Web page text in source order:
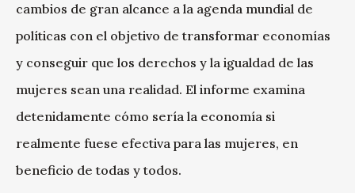
cambios de gran alcance a la agenda mundial de
políticas con el objetivo de transformar economías
y conseguir que los derechos y la igualdad de las
mujeres sean una realidad. El informe examina
detenidamente cómo sería la economía si
realmente fuese efectiva para las mujeres, en
beneficio de todas y todos.